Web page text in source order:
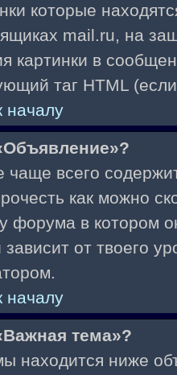
которые
mail.ru, на
картинки в
таг HTML
началу
чаще всего
как можно
форума в котором
от твоего
началу
тема»?
находится ниже